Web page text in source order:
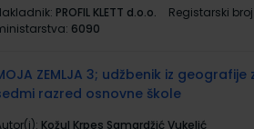
PROFIL KLETT d.o.o.
Registarski broj
6090
ZEMLJA 3; udžbenik iz geografije
razred osnovne škole
Kožul Krpes Samardžić Vukelić